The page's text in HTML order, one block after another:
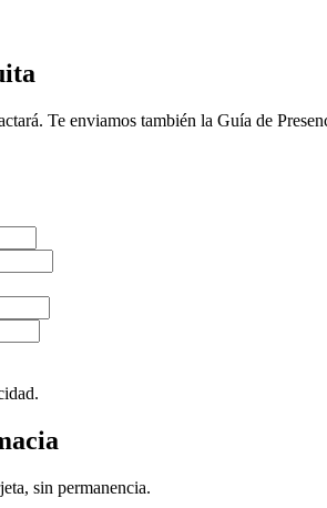
Te enviamos también la Guía de
sin permanencia.